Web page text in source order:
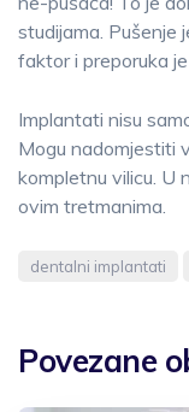
studijama. Pušenje
faktor i preporuka
Implantati nisu
Mogu nadomjestiti
kompletnu vilicu. U
ovim tretmanima.
dentalni implantati
Povezane